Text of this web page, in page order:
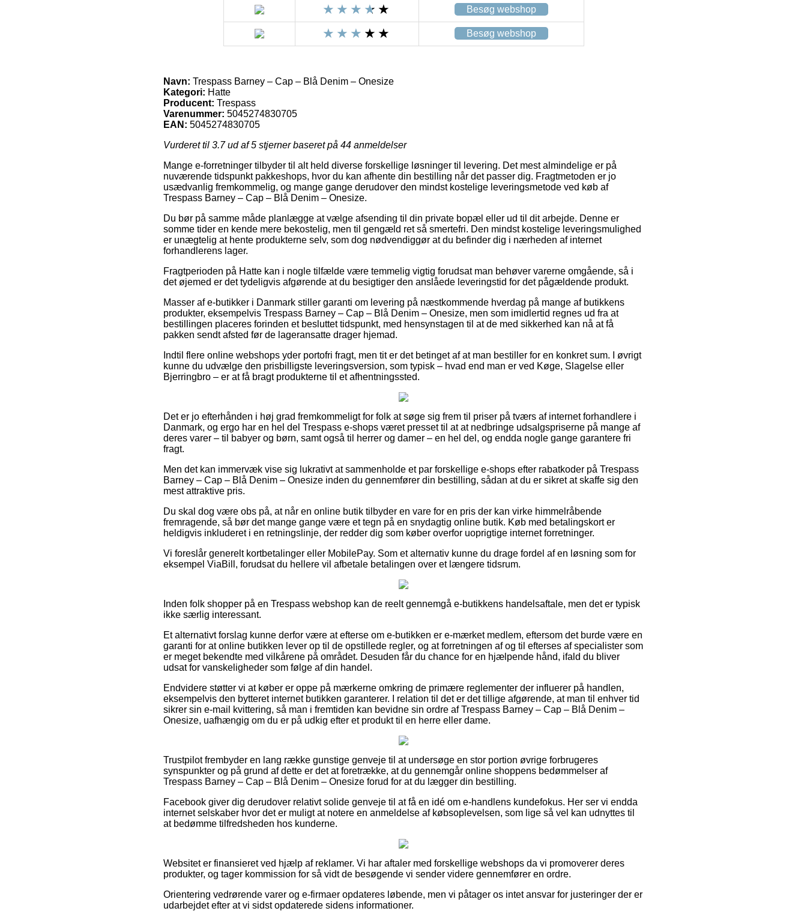
Besøg webshop
Besøg webshop
Navn: Trespass Barney – Cap – Blå Denim – Onesize
Kategori: Hatte
Producent: Trespass
Varenummer: 5045274830705
EAN: 5045274830705
Vurderet til 3.7ud af 5 stjerner baseret på 44 anmeldelser
Mange e-forretninger tilbyder til alt held diverse forskellige løsninger til levering. Det mest almindelige er på
nuværende tidspunkt pakkeshops, hvor du kan afhente din bestilling når det passer dig. Fragtmetoden er jo
usædvanlig fremkommelig, og mange gange derudover den mindst kostelige leveringsmetode ved køb af
Trespass Barney – Cap – Blå Denim – Onesize.
Du bør på samme måde planlægge at vælge afsending til din private bopæl eller ud til dit arbejde. Denne er
somme tider en kende mere bekostelig, men til gengæld ret så smertefri. Den mindst kostelige leveringsmulighed
er unægtelig at hente produkterne selv, som dog nødvendiggør at du befinder dig i nærheden af internet
forhandlerens lager.
Fragtperioden på Hatte kan i nogle tilfælde være temmelig vigtig forudsat man behøver varerne omgående, så i
det øjemed er det tydeligvis afgørende at du besigtiger den anslåede leveringstid for det pågældende produkt.
Masser af e-butikker i Danmark stiller garanti om levering på næstkommende hverdag på mange af butikkens
produkter, eksempelvis Trespass Barney – Cap – Blå Denim – Onesize, men som imidlertid regnes ud fra at
bestillingen placeres forinden et besluttet tidspunkt, med hensynstagen til at de med sikkerhed kan nå at få
pakken sendt afsted før de lageransatte drager hjemad.
Indtil flere online webshops yder portofri fragt, men tit er det betinget af at man bestiller for en konkret sum. I øvrigt
kunne du udvælge den prisbilligste leveringsversion, som typisk – hvad end man er ved Køge, Slagelse eller
Bjerringbro – er at få bragt produkterne til et afhentningssted.
Det er jo efterhånden i høj grad fremkommeligt for folk at søge sig frem til priser på tværs af internet forhandlere i
Danmark, og ergo har en hel del Trespass e-shops været presset til at at nedbringe udsalgspriserne på mange af
deres varer – til babyer og børn, samt også til herrer og damer – en hel del, og endda nogle gange garantere fri
fragt.
Men det kan immervæk vise sig lukrativt at sammenholde et par forskellige e-shops efter rabatkoder på Trespass
Barney – Cap – Blå Denim – Onesize inden du gennemfører din bestilling, sådan at du er sikret at skaffe sig den
mest attraktive pris.
Du skal dog være obs på, at når en online butik tilbyder en vare for en pris der kan virke himmelråbende
fremragende, så bør det mange gange være et tegn på en snydagtig online butik. Køb med betalingskort er
heldigvis inkluderet i en retningslinje, der redder dig som køber overfor uoprigtige internet forretninger.
Vi foreslår generelt kortbetalinger eller MobilePay. Som et alternativ kunne du drage fordel af en løsning som for
eksempel ViaBill, forudsat du hellere vil afbetale betalingen over et længere tidsrum.
Inden folk shopper på en Trespass webshop kan de reelt gennemgå e-butikkens handelsaftale, men det er typisk
ikke særlig interessant.
Et alternativt forslag kunne derfor være at efterse om e-butikken er e-mærket medlem, eftersom det burde være en
garanti for at online butikken lever op til de opstillede regler, og at forretningen af og til efterses af specialister som
er meget bekendte med vilkårene på området. Desuden får du chance for en hjælpende hånd, ifald du bliver
udsat for vanskeligheder som følge af din handel.
Endvidere støtter vi at køber er oppe på mærkerne omkring de primære reglementer der influerer på handlen,
eksempelvis den bytteret internet butikken garanterer. I relation til det er det tillige afgørende, at man til enhver tid
sikrer sin e-mail kvittering, så man i fremtiden kan bevidne sin ordre af Trespass Barney – Cap – Blå Denim –
Onesize, uafhængig om du er på udkig efter et produkt til en herre eller dame.
Trustpilot frembyder en lang række gunstige genveje til at undersøge en stor portion øvrige forbrugeres
synspunkter og på grund af dette er det at foretrække, at du gennemgår online shoppens bedømmelser af
Trespass Barney – Cap – Blå Denim – Onesize forud for at du lægger din bestilling.
Facebook giver dig derudover relativt solide genveje til at få en idé om e-handlens kundefokus. Her ser vi endda
internet selskaber hvor det er muligt at notere en anmeldelse af købsoplevelsen, som lige så vel kan udnyttes til
at bedømme tilfredsheden hos kunderne.
Websitet er finansieret ved hjælp af reklamer. Vi har aftaler med forskellige webshops da vi promoverer deres
produkter, og tager kommission for så vidt de besøgende vi sender videre gennemfører en ordre.
Orientering vedrørende varer og e-firmaer opdateres løbende, men vi påtager os intet ansvar for justeringer der er
udarbejdet efter at vi sidst opdaterede sidens informationer.